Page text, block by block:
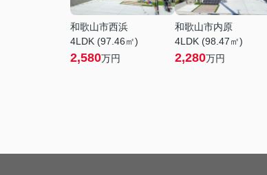
和歌山市西浜
4LDK (97.46㎡)
2,580万円
和歌山市内原
4LDK (98.47㎡)
2,280万円